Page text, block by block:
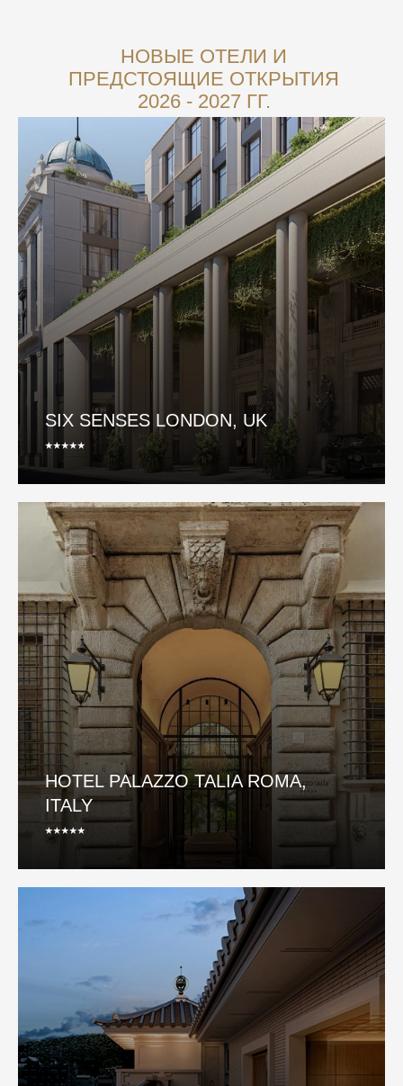
НОВЫЕ ОТЕЛИ И
ПРЕДСТОЯЩИЕ ОТКРЫТИЯ
2026 - 2027 ГГ.
SIX SENSES LONDON, UK
⭑⭑⭑⭑⭑
HOTEL PALAZZO TALIA ROMA,
ITALY
⭑⭑⭑⭑⭑